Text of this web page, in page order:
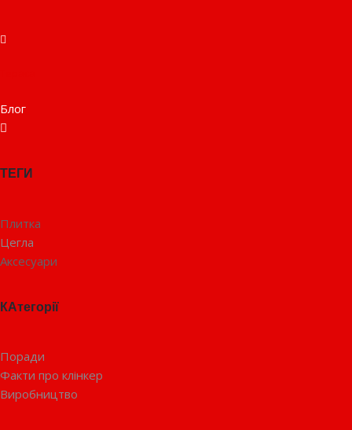
Блог
ТЕГИ
Плитка
Цегла
Аксесуари
КАтегорії
Поради
Факти про клінкер
Виробництво